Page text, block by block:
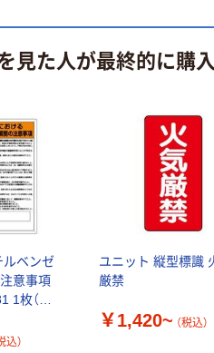
見た人が最終的に購
ルベンゼ
意事項
1枚（直
込）
ユニット 縦型標識
厳禁
￥1,420~ （税込）